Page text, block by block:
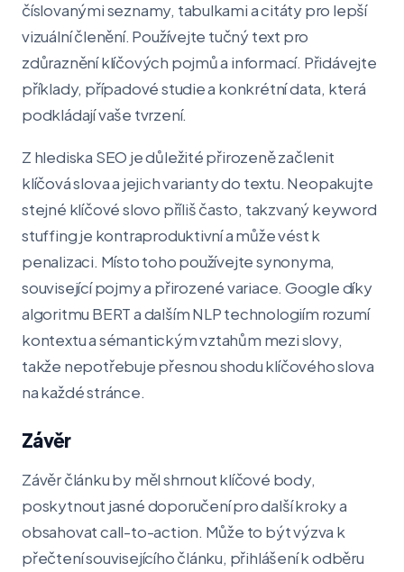
číslovanými seznamy, tabulkami a citáty pro lepší
vizuální členění. Používejte tučný text pro
zdůraznění klíčových pojmů a informací. Přidávejte
příklady, případové studie a konkrétní data, která
podkládají vaše tvrzení.
Z hlediska SEO je důležité přirozeně začlenit
klíčová slova a jejich varianty do textu. Neopakujte
stejné klíčové slovo příliš často, takzvaný keyword
stuffing je kontraproduktivní a může vést k
penalizaci. Místo toho používejte synonyma,
související pojmy a přirozené variace. Google díky
algoritmu BERT a dalším NLP technologiím rozumí
kontextu a sémantickým vztahům mezi slovy,
takže nepotřebuje přesnou shodu klíčového slova
na každé stránce.
Závěr
Závěr článku by měl shrnout klíčové body,
poskytnout jasné doporučení pro další kroky a
obsahovat call-to-action. Může to být výzva k
přečtení souvisejícího článku, přihlášení k odběru